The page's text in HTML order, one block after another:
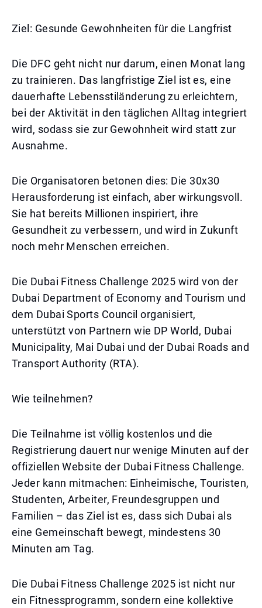
Ziel: Gesunde Gewohnheiten für die Langfrist
Die DFC geht nicht nur darum, einen Monat lang
zu trainieren. Das langfristige Ziel ist es, eine
dauerhafte Lebensstiländerung zu erleichtern,
bei der Aktivität in den täglichen Alltag integriert
wird, sodass sie zur Gewohnheit wird statt zur
Ausnahme.
Die Organisatoren betonen dies: Die 30x30
Herausforderung ist einfach, aber wirkungsvoll.
Sie hat bereits Millionen inspiriert, ihre
Gesundheit zu verbessern, und wird in Zukunft
noch mehr Menschen erreichen.
Die Dubai Fitness Challenge 2025 wird von der
Dubai Department of Economy and Tourism und
dem Dubai Sports Council organisiert,
unterstützt von Partnern wie DP World, Dubai
Municipality, Mai Dubai und der Dubai Roads and
Transport Authority (RTA).
Wie teilnehmen?
Die Teilnahme ist völlig kostenlos und die
Registrierung dauert nur wenige Minuten auf der
offiziellen Website der Dubai Fitness Challenge.
Jeder kann mitmachen: Einheimische, Touristen,
Studenten, Arbeiter, Freundesgruppen und
Familien – das Ziel ist es, dass sich Dubai als
eine Gemeinschaft bewegt, mindestens 30
Minuten am Tag.
Die Dubai Fitness Challenge 2025 ist nicht nur
ein Fitnessprogramm, sondern eine kollektive